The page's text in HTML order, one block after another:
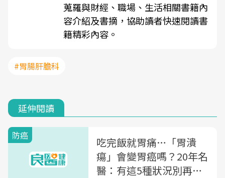
蒐羅與財經、職場、生活相關書籍內
容介紹及書摘，協助讀者快速閱讀書
籍精彩內容。
#胃腸肝膽科
延伸閱讀
防癌
吃完飯就胃痛…「胃潰
瘍」會變胃癌嗎？20年名
醫：有這5種狀況別再